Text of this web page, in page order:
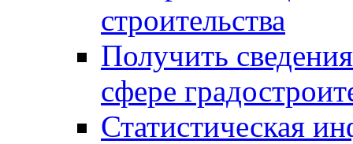
строительства
Получить
сфере
Статистическая